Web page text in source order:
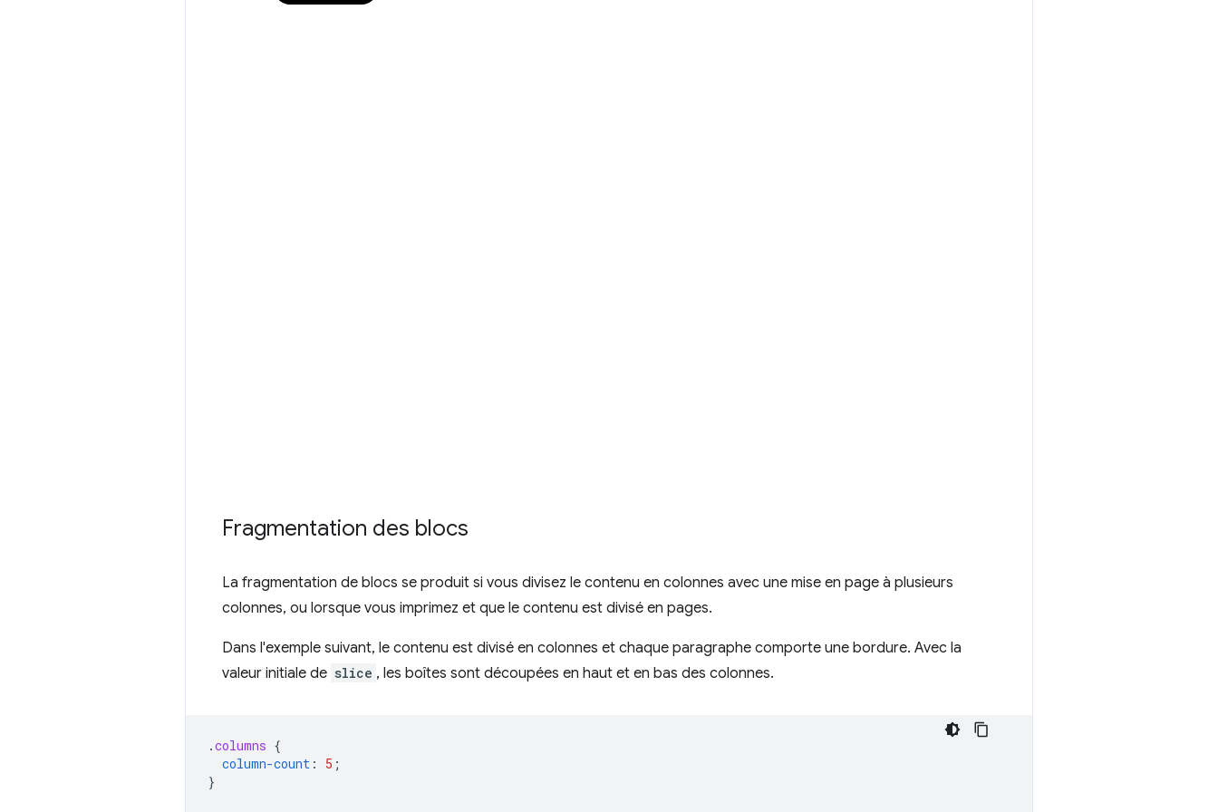
Fragmentation des blocs
La fragmentation de blocs se produit si vous divisez le contenu en colonnes avec une mise en page à plusieurs
colonnes, ou lorsque vous imprimez et que le contenu est divisé en pages.
Dans l'exemple suivant, le contenu est divisé en colonnes et chaque paragraphe comporte une bordure. Avec la
valeur initiale de slice , les boîtes sont découpées en haut et en bas des colonnes.
.columns {
column-count : 5 ;
}